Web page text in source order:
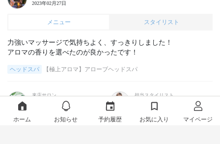
2023年02月27日
メニュー スタイリスト
力強いマッサージで気持ちよく、すっきりしました！
アロマの香りを選べたのが良かったです！
ヘッドスパ 【極上アロマ】アローブヘッドスパ
来店サロン 担当スタイリスト
大室 柚花
ホーム お知らせ 予約履歴 お気に入り マイページ